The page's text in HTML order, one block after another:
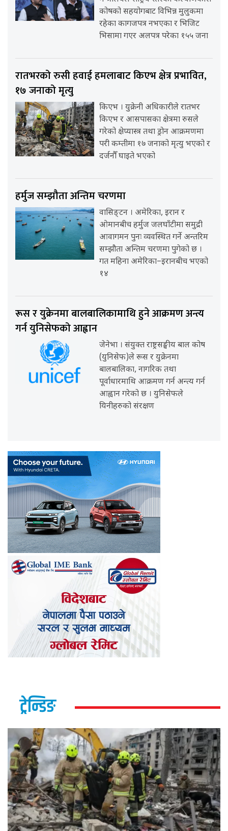
कोषको सहयोगबाट विभिन्न मुलुकमा
रहेका कागजपत्र नभएका र भिजिट
भिसामा गएर अलपत्र परेका १५५ जना
रातभरको रुसी हवाई हमलाबाट किएभ क्षेत्र प्रभावित,
१७ जनाको मृत्यु
किएभ । युक्रेनी अधिकारीले रातभर
किएभ र आसपासका क्षेत्रमा रुसले
गरेको क्षेप्यास्त्र तथा ड्रोन आक्रमणमा
परी कम्तीमा १७ जनाको मृत्यु भएको र
दर्जनौँ घाइते भएको
हर्मुज सम्झौता अन्तिम चरणमा
वासिङ्टन । अमेरिका, इरान र
ओमानबीच हर्मुज जलघाँटीमा समुद्री
आवागमन पुनः व्यवस्थित गर्ने अन्तरिम
सम्झौता अन्तिम चरणमा पुगेको छ ।
गत महिना अमेरिका–इरानबीच भएको
१४
रूस र युक्रेनमा बालबालिकामाथि हुने आक्रमण अन्त्य
गर्न युनिसेफको आह्वान
जेनेभा । संयुक्त राष्ट्रसङ्घीय बाल कोष
(युनिसेफ)ले रूस र युक्रेनमा
बालबालिका, नागरिक तथा
पूर्वाधारमाथि आक्रमण गर्न अन्त्य गर्न
आह्वान गरेको छ । युनिसेफले
यिनीहरुको संरक्षण
ट्रेन्डिङ